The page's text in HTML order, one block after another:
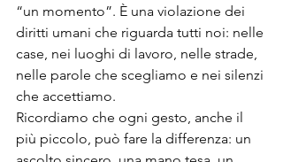
“un momento”. È una violazione dei
diritti umani che riguarda tutti noi: nelle
case, nei luoghi di lavoro, nelle strade,
nelle parole che scegliamo e nei silenzi
che accettiamo.
Ricordiamo che ogni gesto, anche il
più piccolo, può fare la differenza: un